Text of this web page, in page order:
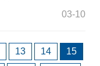
03-10
13 14 15